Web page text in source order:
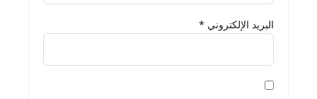
البريد الإلكتروني *